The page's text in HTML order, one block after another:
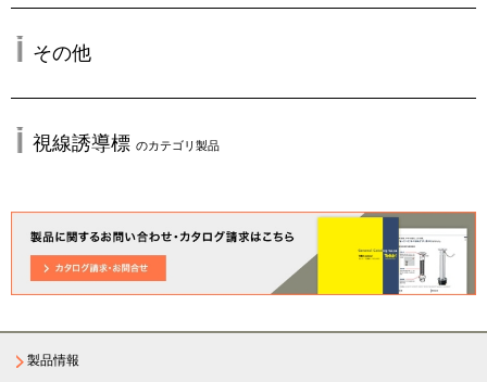
その他
視線誘導標 のカテゴリ製品
製品情報